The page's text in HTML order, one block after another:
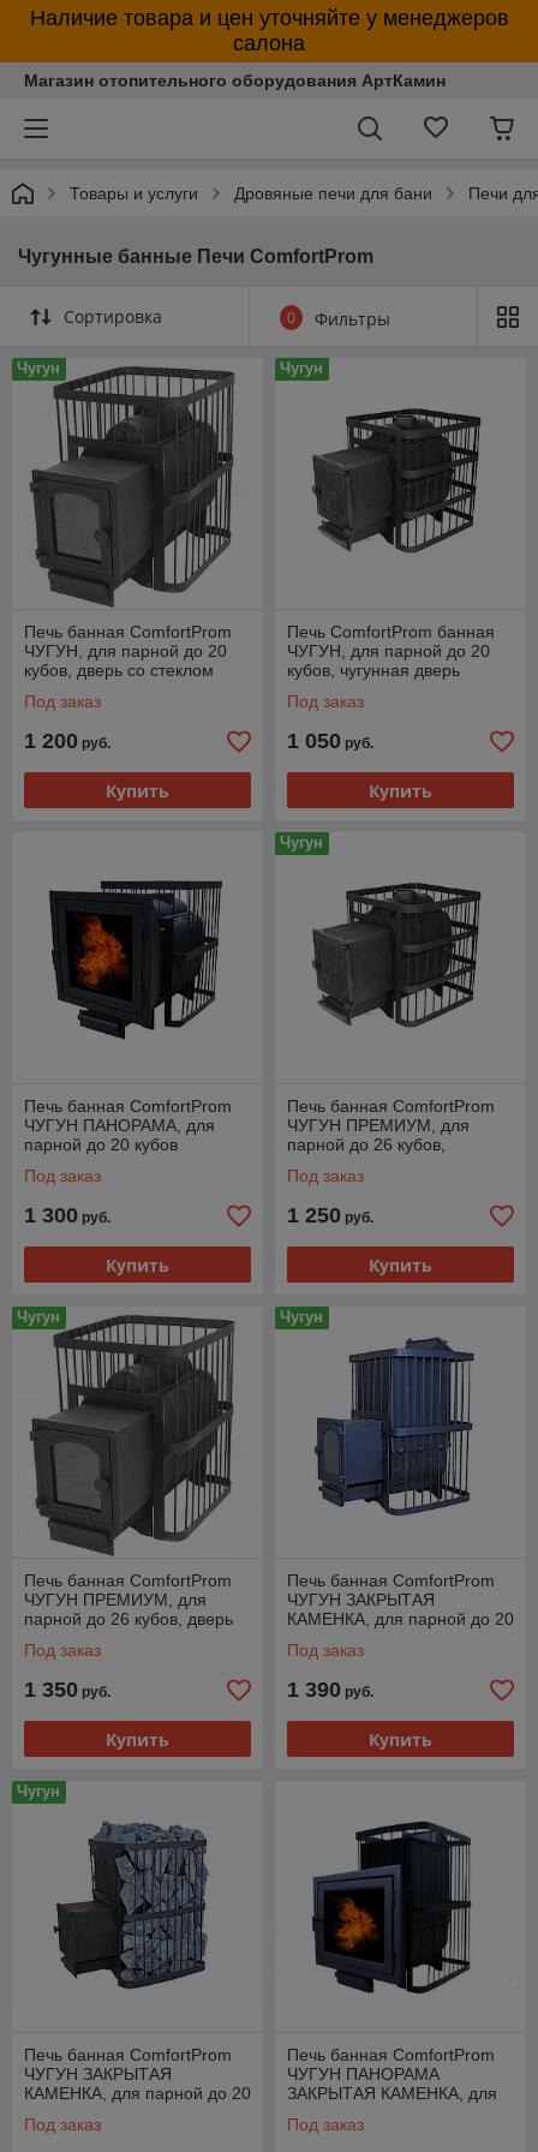
Наличие товара и цен уточняйте у менеджеров
салона
Магазин отопительного оборудования АртКамин
Товары и услуги Дровяные печи для бани Печи
Чугунные банные Печи ComfortProm
Сортировка 0 Фильтры
Чугун
Печь банная ComfortProm
ЧУГУН, для парной до 20
кубов, дверь со стеклом
Под заказ
1 200 руб.
Купить
Чугун
Печь ComfortProm банная
ЧУГУН, для парной до 20
кубов, чугунная дверь
Под заказ
1 050 руб.
Купить
Печь банная ComfortProm
ЧУГУН ПАНОРАМА, для
парной до 20 кубов
Под заказ
1 300 руб.
Купить
Чугун
Печь банная ComfortProm
ЧУГУН ПРЕМИУМ, для
парной до 26 кубов,
Под заказ
1 250 руб.
Купить
Чугун
Печь банная ComfortProm
ЧУГУН ПРЕМИУМ, для
парной до 26 кубов, дверь
Под заказ
1 350 руб.
Купить
Чугун
Печь банная ComfortProm
ЧУГУН ЗАКРЫТАЯ
КАМЕНКА, для парной до 20
Под заказ
1 390 руб.
Купить
Чугун
Печь банная ComfortProm
ЧУГУН ЗАКРЫТАЯ
КАМЕНКА, для парной до 20
Под заказ
Печь банная ComfortProm
ЧУГУН ПАНОРАМА
ЗАКРЫТАЯ КАМЕНКА, для
Под заказ